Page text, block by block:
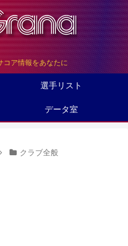
コア情報をあなたに
選手リスト
データ室
クラブ全般